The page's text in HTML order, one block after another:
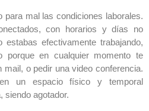
para mal las condiciones laborales.
con horarios y días no
efectivamente trabajando,
porque en cualquier momento te
mail, o pedir una video conferencia.
un espacio físico y temporal
siendo agotador.